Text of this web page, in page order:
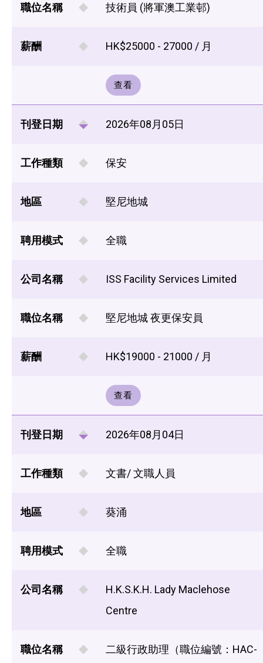
職位名稱 技術員 (將軍澳工業邨)
薪酬 HK$25000 - 27000 / 月
查看
刊登日期 2026年08月05日
工作種類 保安
地區 堅尼地城
聘用模式 全職
公司名稱 ISS Facility Services Limited
職位名稱 堅尼地城 夜更保安員
薪酬 HK$19000 - 21000 / 月
查看
刊登日期 2026年08月04日
工作種類 文書/ 文職人員
地區 葵涌
聘用模式 全職
公司名稱
H.K.S.K.H. Lady Maclehose
Centre
職位名稱
二級行政助理（職位編號：HAC-